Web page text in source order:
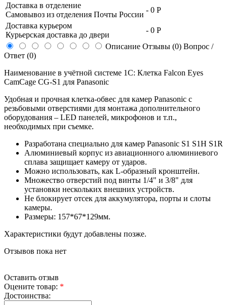
Доставка в отделение
Самовывоз из отделения Почты России
- 0 Р
Доставка курьером
Курьерская доставка до двери
- 0 Р
Описание Отзывы (0) Вопрос /
Ответ (0)
Наименование в учётной системе 1С: Клетка Falcon Eyes
CamCage CG-S1 для Panasonic
Удобная и прочная клетка-обвес для камер Panasonic с
резьбовыми отверстиями для монтажа дополнительного
оборудования – LED панелей, микрофонов и т.п.,
необходимых при съемке.
Разработана специально для камер Panasonic S1 S1H S1R
Алюминиевый корпус из авиационного алюминиевого
сплава защищает камеру от ударов.
Можно использовать, как L-образный кронштейн.
Множество отверстий под винты 1/4" и 3/8" для
установки нескольких внешних устройств.
Не блокирует отсек для аккумулятора, порты и слоты
камеры.
Размеры: 157*67*129мм.
Характеристики будут добавлены позже.
Отзывов пока нет
Оставить отзыв
Оцените товар: *
Достоинства: